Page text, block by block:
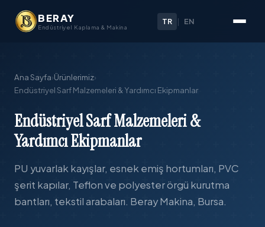
BERAY
Endüstriyel Kaplama & Makina
TR | EN
Ana Sayfa›Ürünlerimiz›
Endüstriyel Sarf Malzemeleri & Yardımcı Ekipmanlar
Endüstriyel Sarf Malzemeleri &
Yardımcı Ekipmanlar
PU yuvarlak kayışlar, esnek emiş hortumları, PVC
şerit kapılar, Teflon ve polyester örgü kurutma
bantları, tekstil arabaları. Beray Makina, Bursa.